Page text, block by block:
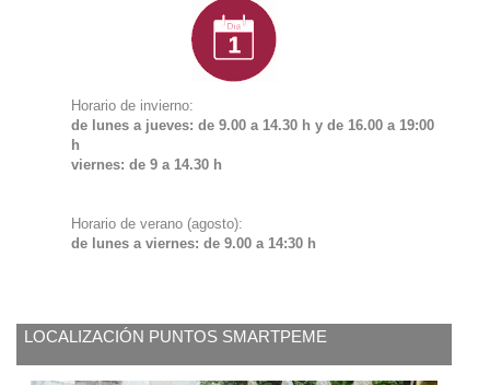
Horario de invierno:
de lunes a jueves: de 9.00 a 14.30 h y de 16.00 a 19:00
h
viernes: de 9 a 14.30 h
Horario de verano (agosto):
de lunes a viernes: de 9.00 a 14:30 h
LOCALIZACIÓN PUNTOS SMARTPEME